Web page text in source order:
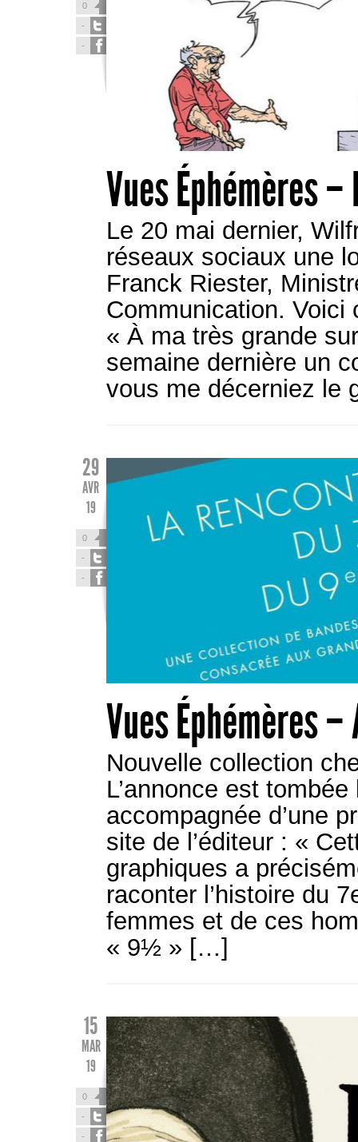
0
-
-
Vues Éphémères
Le 20 mai dernier,
réseaux sociaux une
Franck Riester,
Communication. Voici
« À ma très grande
semaine dernière un
vous me décerniez le
29
AVR
19
0
-
-
Vues Éphémères
Nouvelle collection
L’annonce est
accompagnée d’une
site de l’éditeur : «
graphiques a
raconter l’histoire du
femmes et de ces
« 9½ » […]
15
MAR
19
0
-
-